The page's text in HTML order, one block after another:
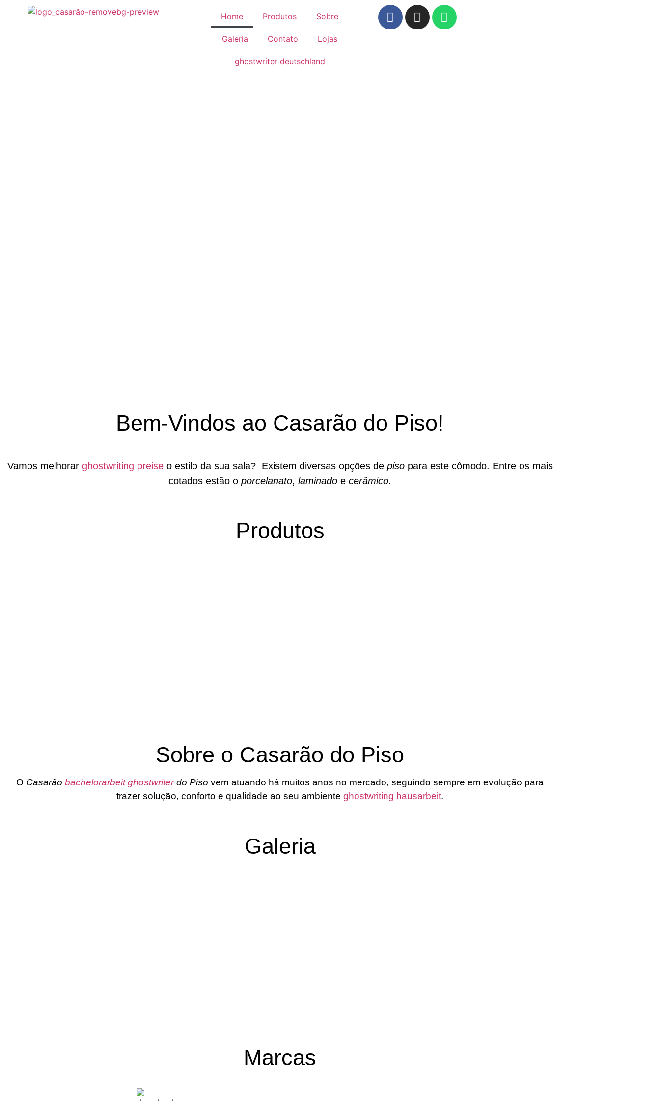
Home Produtos Sobre
Galeria Contato Lojas
ghostwriter deutschland
Bem-Vindos ao Casarão do Piso!
Vamos melhorar ghostwriting preiseo estilo da sua sala? Existem diversas opções de pisopara este cômodo. Entre os mais
cotados estão o porcelanato, laminado e cerâmico.
Produtos
Sobre o Casarão do Piso
O Casarão bachelorarbeit ghostwriterdo Piso vem atuando há muitos anos no mercado, seguindo sempre em evolução para
trazer solução, conforto e qualidade ao seu ambiente ghostwriting hausarbeit.
Galeria
Marcas